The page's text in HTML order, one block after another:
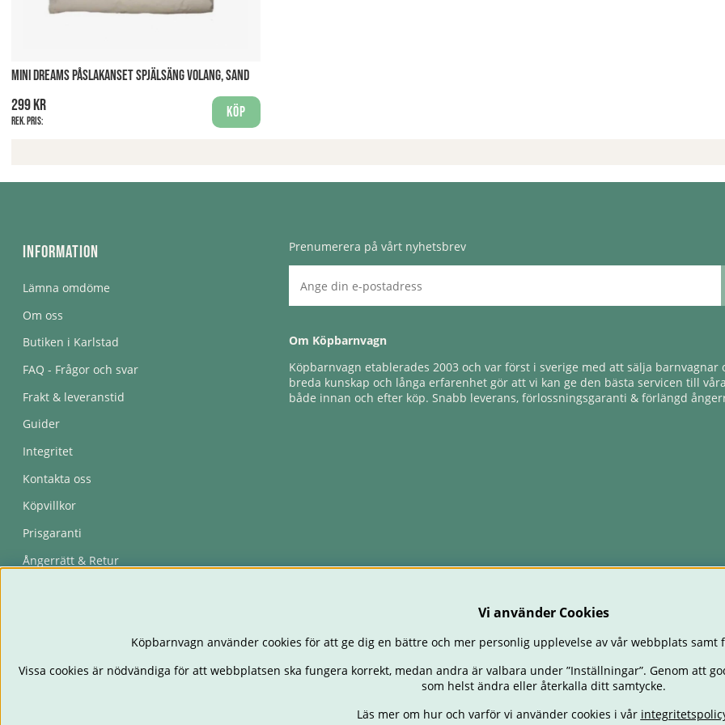
MINI DREAMS PÅSLAKANSET SPJÄLSÄNG VOLANG, SAND
299 kr
Rek. pris:
Köp
Information
Lämna omdöme
Om oss
Butiken i Karlstad
FAQ - Frågor och svar
Frakt & leveranstid
Guider
Integritet
Kontakta oss
Köpvillkor
Prisgaranti
Ångerrätt & Retur
Prenumerera på vårt nyhetsbrev
Om Köpbarnvagn
Köpbarnvagn etablerades 2003 och var först i sverige med att sälja barnvagnar
breda kunskap och långa erfarenhet gör att vi kan ge den bästa servicen till
både innan och efter köp. Snabb leverans, förlossningsgaranti & förlängd
BILSTOLAR BABY ÄTA & MATA RESA FÖRÄLDER BARNRUM
Vi använder Cookies
Köpbarnvagn använder cookies för att ge dig en bättre och mer personlig upplevelse av vår webbplats samt
Vissa cookies är nödvändiga för att webbplatsen ska fungera korrekt, medan andra är valbara under ”Inställningar”. Genom att
som helst ändra eller återkalla ditt samtycke.
Läs mer om hur och varför vi använder cookies i vår